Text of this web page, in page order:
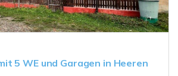
5 WE und Garagen in Heeren